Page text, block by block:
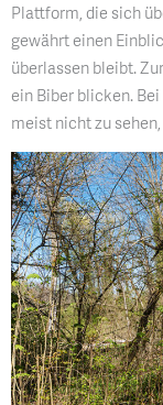
Plattform, die sich
gewährt einen
überlassen bleibt.
ein Biber blicken.
meist nicht zu